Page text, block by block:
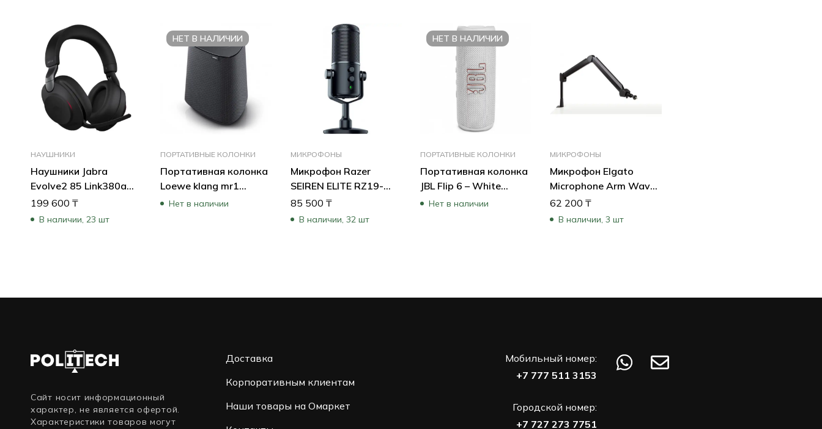
НАУШНИКИ
Наушники Jabra
Evolve2 85 Link380a
MS Stereo Black
28599-999-999
199 600 ₸
В наличии, 23 шт
НЕТ В НАЛИЧИИ
ПОРТАТИВНЫЕ КОЛОНКИ
Портативная колонка
Loewe klang mr1
Basalt-Grey 60604D10
Нет в наличии
МИКРОФОНЫ
Микрофон Razer
SEIREN ELITE RZ19-
02280100-R3M1
85 500 ₸
В наличии, 32 шт
НЕТ В НАЛИЧИИ
ПОРТАТИВНЫЕ КОЛОНКИ
Портативная колонка
JBL Flip 6 – White
JBLFLIP6WHT (Белый)
Нет в наличии
МИКРОФОНЫ
Микрофон Elgato
Microphone Arm Wave
Elgato Arm
10AAM9901
62 200₸
В наличии, 3 шт
Сайт носит информационный
характер, не является офертой.
Характеристики товаров могут
Доставка
Корпоративным клиентам
Наши товары на Омаркет
Мобильный номер:
+7 777 511 3153
Городской номер:
+7 727 273 7751